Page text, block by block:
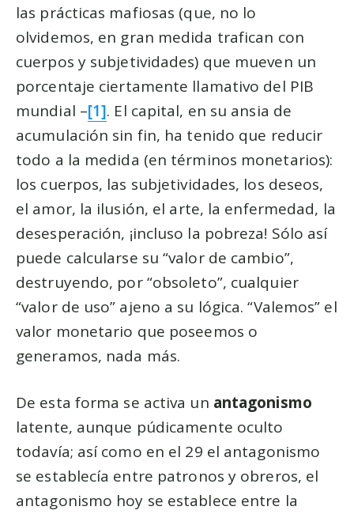
las prácticas mafiosas (que, no lo
olvidemos, en gran medida trafican con
cuerpos y subjetividades) que mueven un
porcentaje ciertamente llamativo del PIB
mundial –[1]. El capital, en su ansia de
acumulación sin fin, ha tenido que reducir
todo a la medida (en términos monetarios):
los cuerpos, las subjetividades, los deseos,
el amor, la ilusión, el arte, la enfermedad, la
desesperación, ¡incluso la pobreza! Sólo así
puede calcularse su “valor de cambio”,
destruyendo, por “obsoleto”, cualquier
“valor de uso” ajeno a su lógica. “Valemos” el
valor monetario que poseemos o
generamos, nada más.
De esta forma se activa un antagonismo
latente, aunque púdicamente oculto
todavía; así como en el 29 el antagonismo
se establecía entre patronos y obreros, el
antagonismo hoy se establece entre la